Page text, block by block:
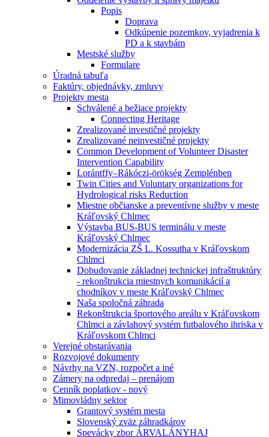
Popis
Doprava
Odkúpenie pozemkov, vyjadrenia k
PD a k stavbám
Mestské služby
Formulare
Úradná tabuľa
Faktúry, objednávky, zmluvy
Projekty mesta
Schválené a bežiace projekty
Connecting Heritage
Zrealizované investičné projekty
Zrealizované neinvestičné projekty
Common Development of Volunteer Disaster
Intervention Capability
Lorántffy–Rákóczi-örökség Zemplénben
Twin Cities and Voluntary organizations for
Hydrological risks Reduction
Miestne občianske a preventívne služby v meste
Kráľovský Chlmec
Výstavba BUS-BUS terminálu v meste
Kráľovský Chlmec
Modernizácia ZŠ L. Kossutha v Kráľovskom
Chlmci
Dobudovanie základnej technickej infraštruktúry
- rekonštrukcia miestnych komunikácií a
chodníkov v meste Kráľovský Chlmec
Naša spoločná záhrada
Rekonštrukcia športového areálu v Kráľovskom
Chlmci a závlahový systém futbalového ihriska v
Kráľovskom Chlmci
Verejné obstarávania
Rozvojové dokumenty
Návrhy na VZN, rozpočet a iné
Zámery na odpredaj – prenájom
Cenník poplatkov - nový
Mimovládny sektor
Grantový systém mesta
Slovenský zväz záhradkárov
Spevácky zbor ÁRVALÁNYHAJ